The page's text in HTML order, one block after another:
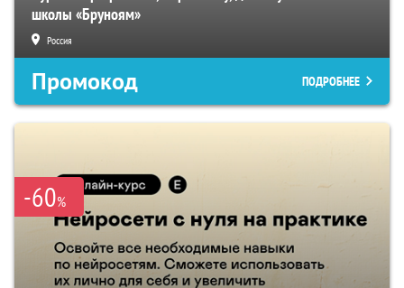
школы «Бруноям»
Россия
Промокод ПОДРОБНЕЕ
-60%